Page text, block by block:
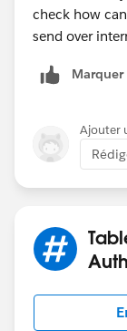
check how
send over
Ajouter